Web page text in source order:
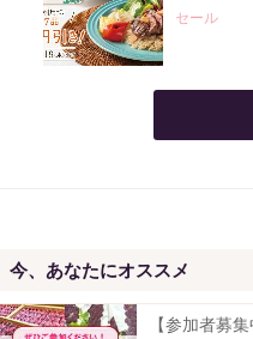
セール
今、あなたにオススメ
【参加者募